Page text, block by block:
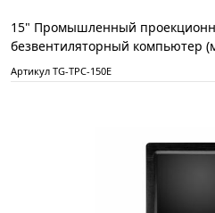
15" Промышленный
безвентиляторный компьютер
Артикул TG-TPC-150E